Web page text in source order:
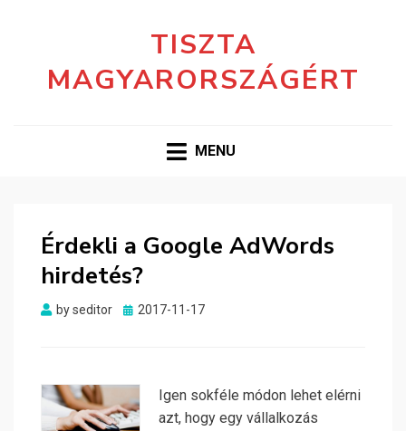
TISZTA
MAGYARORSZÁGÉRT
MENU
Érdekli a Google AdWords
hirdetés?
byseditor
Posted
2017-11-17
Igen sokféle módon lehet elérni
azt, hogy egy vállalkozás